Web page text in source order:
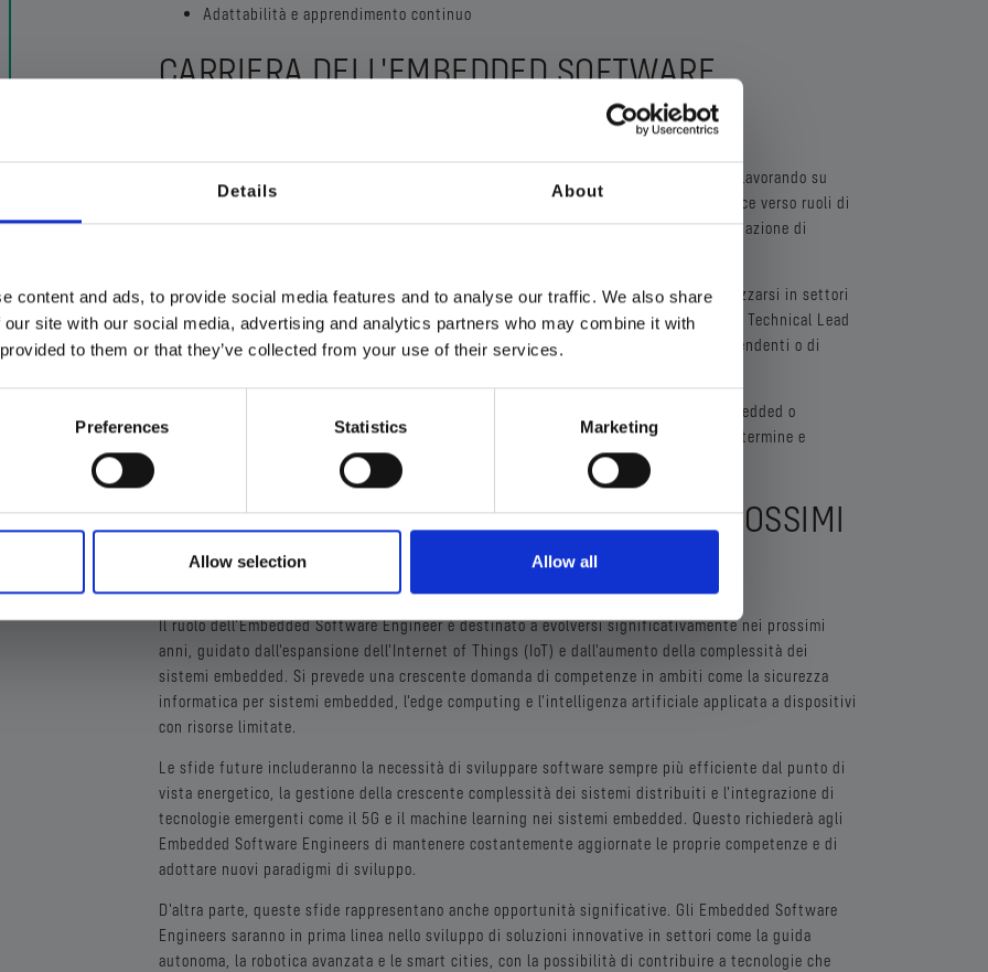
Details About
content and ads, to provide social media features and to analyse our traffic. We also share
site with our social media, advertising and analytics partners who may combine it with
to them or that they’ve collected from your use of their services.
Preferences Statistics Marketing
Allow selection Allow all
Adattabilità e apprendimento continuo
CARRIERA DELL'EMBEDDED SOFTWARE
La carriera di un Embedded Software Engineer spesso inizia come Junior Developer, lavorando su
progetti sotto la supervisione di ingegneri più esperti. Con l'esperienza, si progredisce verso ruoli di
sviluppatore senior o lead engineer, assumendo maggiori responsabilità nella progettazione di
Man mano che la carriera avanza, un Embedded Software Engineer potrebbe specializzarsi in settori
specifici come automotive, aerospaziale o IoT, o evolvere verso ruoli di gestione come Technical Lead
o Engineering Manager. Alcuni professionisti scelgono di diventare consulenti indipendenti o di
La progressione di carriera può anche portare a ruoli come Architetto di Sistemi Embedded o
Direttore Tecnico, dove si ha la responsabilità di definire strategie tecniche a lungo termine e
guidare l'innovazione all'interno dell'organizzazione.
EMBEDDED SOFTWARE ENGINEER NEI PROSSIMI
ANNI
Il ruolo dell'Embedded Software Engineer è destinato a evolversi significativamente nei prossimi
anni, guidato dall'espansione dell'Internet of Things (IoT) e dall'aumento della complessità dei
sistemi embedded. Si prevede una crescente domanda di competenze in ambiti come la sicurezza
informatica per sistemi embedded, l'edge computing e l'intelligenza artificiale applicata a dispositivi
con risorse limitate.
Le sfide future includeranno la necessità di sviluppare software sempre più efficiente dal punto di
vista energetico, la gestione della crescente complessità dei sistemi distribuiti e l'integrazione di
tecnologie emergenti come il 5G e il machine learning nei sistemi embedded. Questo richiederà agli
Embedded Software Engineers di mantenere costantemente aggiornate le proprie competenze e di
adottare nuovi paradigmi di sviluppo.
D'altra parte, queste sfide rappresentano anche opportunità significative. Gli Embedded Software
Engineers saranno in prima linea nello sviluppo di soluzioni innovative in settori come la guida
autonoma, la robotica avanzata e le smart cities, con la possibilità di contribuire a tecnologie che